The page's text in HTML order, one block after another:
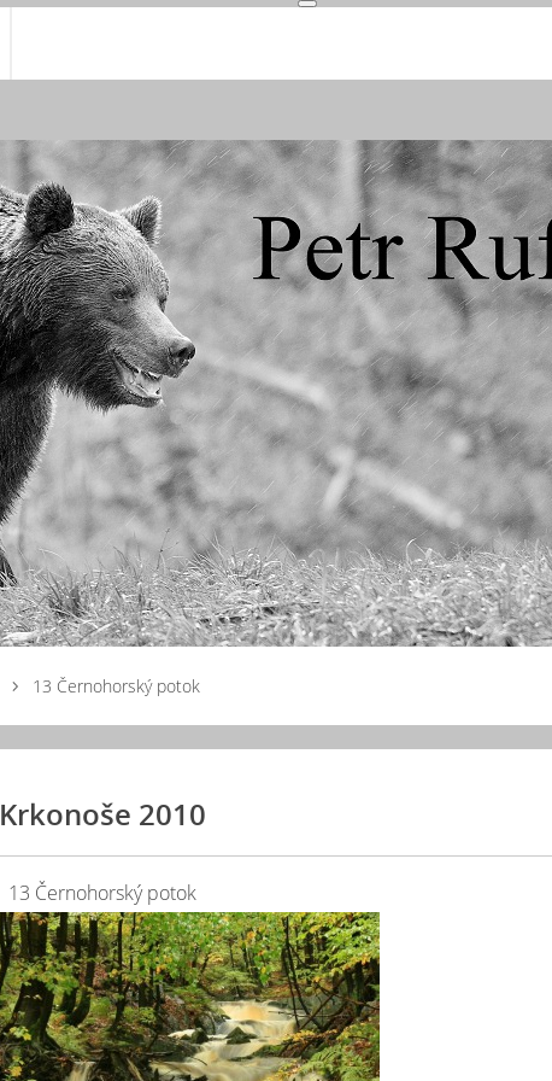
13 Černohorský potok
Krkonoše 2010
13 Černohorský potok